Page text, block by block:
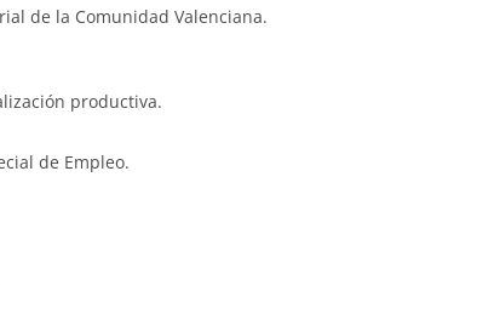
de la Comunidad Valenciana.
productiva.
de Empleo.